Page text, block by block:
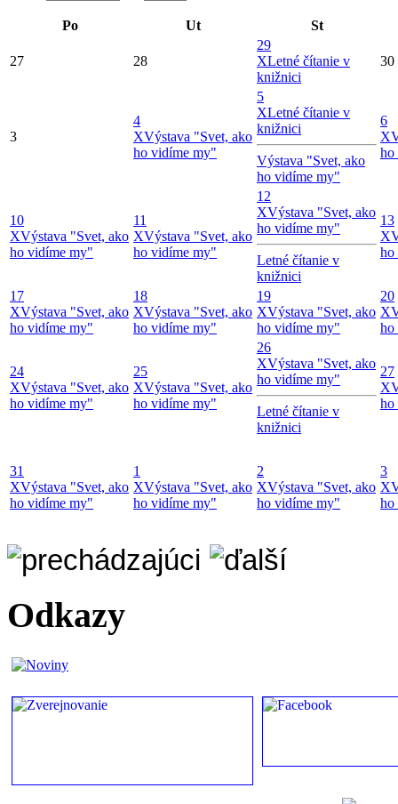
Po Ut St
27 28
29
XLetné čítanie v
knižnici
30
3
4
XVýstava "Svet, ako
ho vidíme my"
5
XLetné čítanie v
knižnici
Výstava "Svet, ako
ho vidíme my"
6
X
ho
10
XVýstava "Svet, ako
ho vidíme my"
11
XVýstava "Svet, ako
ho vidíme my"
12
XVýstava "Svet, ako
ho vidíme my"
Letné čítanie v
knižnici
13
X
ho
17
XVýstava "Svet, ako
ho vidíme my"
18
XVýstava "Svet, ako
ho vidíme my"
19
XVýstava "Svet, ako
ho vidíme my"
20
X
ho
24
XVýstava "Svet, ako
ho vidíme my"
25
XVýstava "Svet, ako
ho vidíme my"
26
XVýstava "Svet, ako
ho vidíme my"
Letné čítanie v
knižnici
27
X
ho
31
XVýstava "Svet, ako
ho vidíme my"
1
XVýstava "Svet, ako
ho vidíme my"
2
XVýstava "Svet, ako
ho vidíme my"
3
X
ho
Odkazy